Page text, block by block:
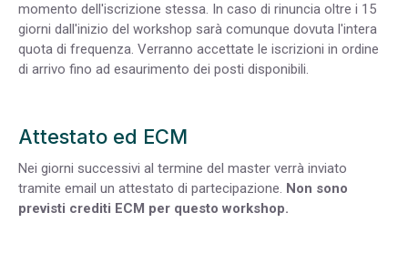
momento dell'iscrizione stessa. In caso di rinuncia oltre i 15
giorni dall'inizio del workshop sarà comunque dovuta l'intera
quota di frequenza. Verranno accettate le iscrizioni in ordine
di arrivo fino ad esaurimento dei posti disponibili.
Attestato ed ECM
Nei giorni successivi al termine del master verrà inviato
tramite email un attestato di partecipazione. Non sono
previsti crediti ECM per questo workshop.